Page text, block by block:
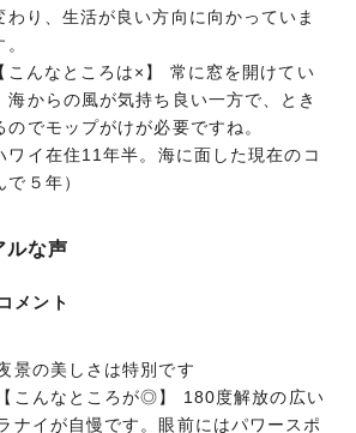
わり、生活が良い方向に向かっていま
。
【こんなところは×】 常に窓を開けてい
海からの風が気持ち良い一方で、とき
でモップがけが必要ですね。
ワイ在住11年半。海に面した現在のコ
５年）
ルな声
メント
景の美しさは特別です
【こんなところが◎】 180度解放の広い
ナイが自慢です。眼前にはパワースポ